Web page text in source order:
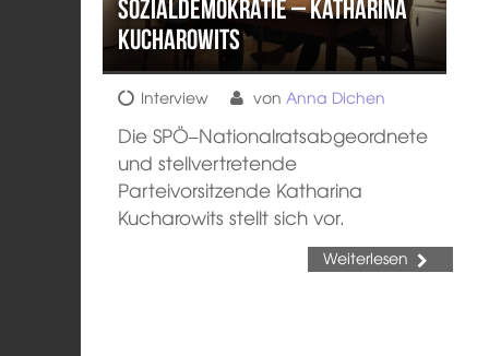
Sozialdemokratie – Katharina
Kucharowits
Interview vonAnna Dichen
Die SPÖ–Nationalratsabgeordnete
und stellvertretende
Parteivorsitzende Katharina
Kucharowits stellt sich vor.
Weiterlesen